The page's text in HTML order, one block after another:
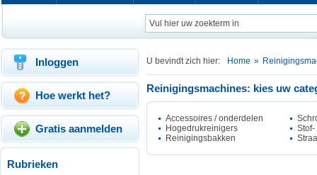
Inloggen
Hoe werkt het?
Gratis aanmelden
Rubrieken
U bevindt zich hier: Home »
Reinigingsmachines: kies uw
Accessoires / onderdelen
Hogedrukreinigers
Reinigingsbakken
Stof-